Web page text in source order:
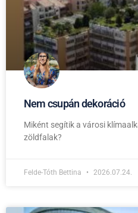
Nem csupán dekoráció
Miként segítik a városi
zöldfalak?
Felde-Tóth Bettina 2026.07.24.